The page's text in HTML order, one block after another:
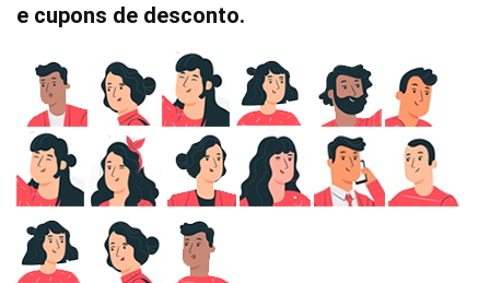
e cupons de desconto.